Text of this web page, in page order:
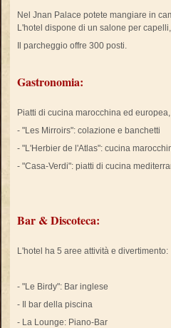
Nel Jnan Palace potete mangiare in
L'hotel dispone di un salone per
Il parcheggio offre 300 posti.
Gastronomia:
Piatti di cucina marocchina ed
- "Les Mirroirs": colazione e banchetti
- "L'Herbier de l'Atlas": cucina
- "Casa-Verdi": piatti di cucina
Bar & Discoteca:
L'hotel ha 5 aree attività e divertimento:
- "Le Birdy": Bar inglese
- Il bar della piscina
- La Lounge: Piano-Bar